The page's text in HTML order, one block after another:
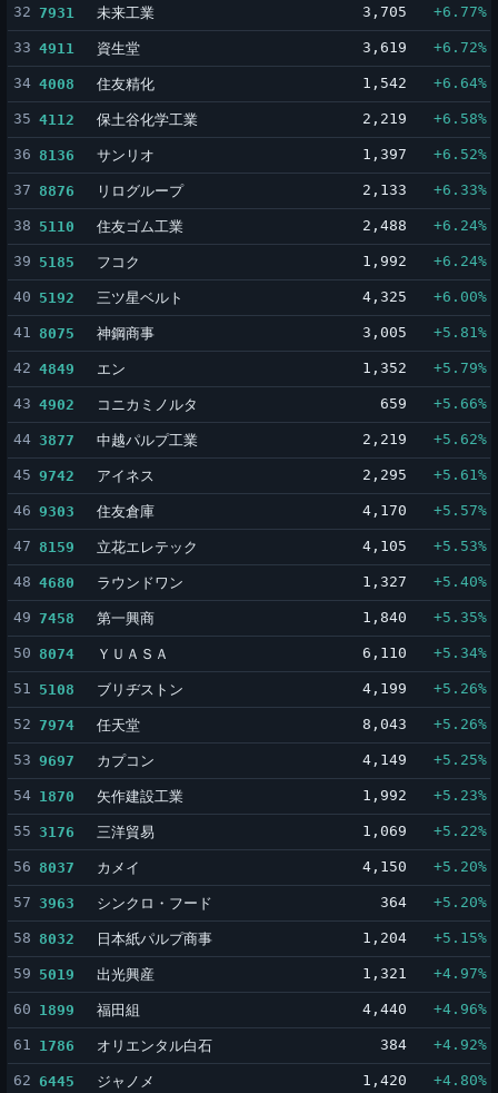
32 7931 未来工業 3,705 +6.77%
33 4911 資生堂 3,619 +6.72%
34 4008 住友精化 1,542 +6.64%
35 4112 保土谷化学工業 2,219 +6.58%
36 8136 サンリオ 1,397 +6.52%
37 8876 リログループ 2,133 +6.33%
38 5110 住友ゴム工業 2,488 +6.24%
39 5185 フコク 1,992 +6.24%
40 5192 三ツ星ベルト 4,325 +6.00%
41 8075 神鋼商事 3,005 +5.81%
42 4849 エン 1,352 +5.79%
43 4902 コニカミノルタ 659 +5.66%
44 3877 中越パルプ工業 2,219 +5.62%
45 9742 アイネス 2,295 +5.61%
46 9303 住友倉庫 4,170 +5.57%
47 8159 立花エレテック 4,105 +5.53%
48 4680 ラウンドワン 1,327 +5.40%
49 7458 第一興商 1,840 +5.35%
50 8074 ＹＵＡＳＡ 6,110 +5.34%
51 5108 ブリヂストン 4,199 +5.26%
52 7974 任天堂 8,043 +5.26%
53 9697 カプコン 4,149 +5.25%
54 1870 矢作建設工業 1,992 +5.23%
55 3176 三洋貿易 1,069 +5.22%
56 8037 カメイ 4,150 +5.20%
57 3963 シンクロ・フード 364 +5.20%
58 8032 日本紙パルプ商事 1,204 +5.15%
59 5019 出光興産 1,321 +4.97%
60 1899 福田組 4,440 +4.96%
61 1786 オリエンタル白石 384 +4.92%
62 6445 ジャノメ 1,420 +4.80%